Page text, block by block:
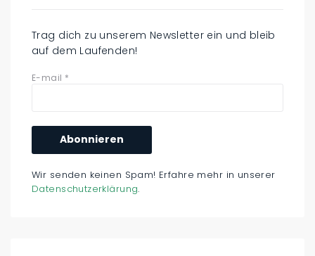
Trag dich zu unserem Newsletter ein und bleib
auf dem Laufenden!
E-mail *
Wir senden keinen Spam! Erfahre mehr in unserer
Datenschutzerklärung.